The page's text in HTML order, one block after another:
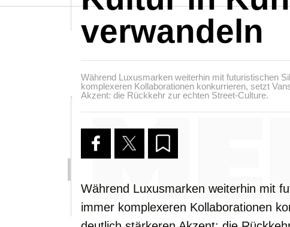
verwandeln
Während Luxusmarken weiterhin mit futuristischen
komplexeren Kollaborationen konkurrieren, setzt
Akzent: die Rückkehr zur echten Street-Culture.
Während Luxusmarken weiterhin mit
immer komplexeren Kollaborationen